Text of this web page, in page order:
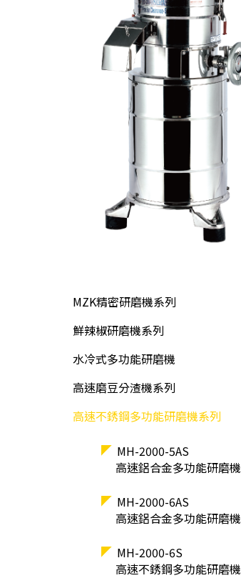
MZK精密研磨機系列
鮮辣椒研磨機系列
水冷式多功能研磨機
高速磨豆分渣機系列
高速不銹鋼多功能研磨機系列
MH-2000-5AS
高速鋁合金多功能研磨機
MH-2000-6AS
高速鋁合金多功能研磨機
MH-2000-6S
高速不銹鋼多功能研磨機